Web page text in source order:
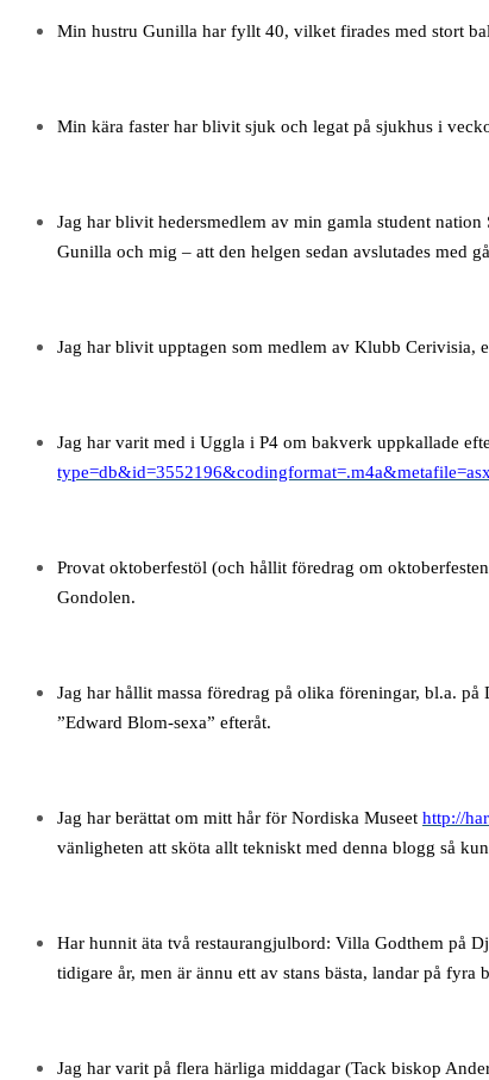
Min hustru Gunilla har fyllt 40, vilket firades med stort
Min kära faster har blivit sjuk och legat på sjukhus i
Jag har blivit hedersmedlem av min gamla student
Gunilla och mig – att den helgen sedan avslutades med
Jag har blivit upptagen som medlem av Klubb Cerivisia,
Jag har varit med i Uggla i P4 om bakverk uppkallade
Provat oktoberfestöl (och hållit föredrag om
Gondolen.
Jag har hållit massa föredrag på olika föreningar, bl.a.
”Edward Blom-sexa” efteråt.
Jag har berättat om mitt hår för Nordiska Museet http://
vänligheten att sköta allt tekniskt med denna blogg så
Har hunnit äta två restaurangjulbord: Villa Godthem på
tidigare år, men är ännu ett av stans bästa, landar på
Jag har varit på flera härliga middagar (Tack biskop